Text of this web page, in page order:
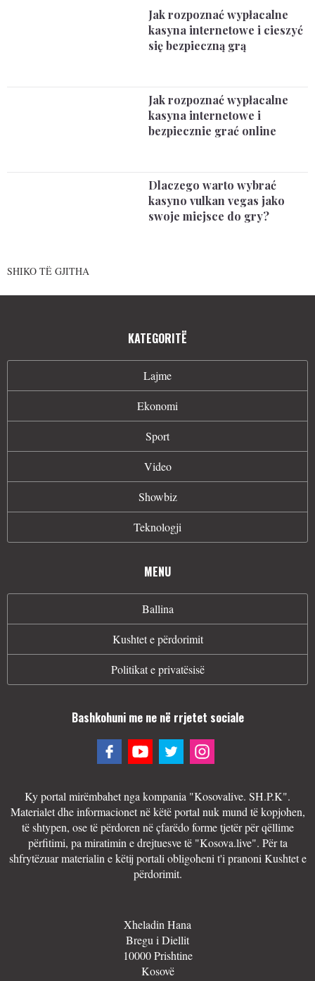
Jak rozpoznać wypłacalne
kasyna internetowe i cieszyć
się bezpieczną grą
Jak rozpoznać wypłacalne
kasyna internetowe i
bezpiecznie grać online
Dlaczego warto wybrać
kasyno vulkan vegas jako
swoje miejsce do gry?
SHIKO TË GJITHA
KATEGORITË
Lajme
Ekonomi
Sport
Video
Showbiz
Teknologji
MENU
Ballina
Kushtet e përdorimit
Politikat e privatësisë
Bashkohuni me ne në rrjetet sociale
Ky portal mirëmbahet nga kompania "Kosovalive. SH.P.K".
Materialet dhe informacionet në këtë portal nuk mund të kopjohen,
të shtypen, ose të përdoren në çfarëdo forme tjetër për qëllime
përfitimi, pa miratimin e drejtuesve të "Kosova.live". Për ta
shfrytëzuar materialin e këtij portali obligoheni t'i pranoni Kushtet e
përdorimit.
Xheladin Hana
Bregu i Diellit
10000 Prishtine
Kosovë